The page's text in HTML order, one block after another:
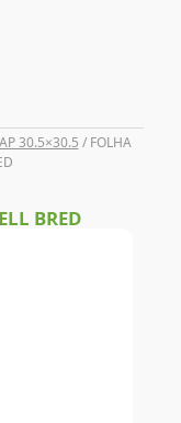
30.5×30.5 / FOLHA
BRED